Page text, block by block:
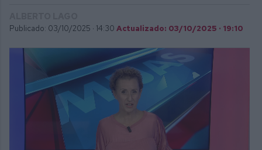
Publicado: 03/10/2025 · 14:30 Actualizado: 03/10/2025 · 19:10